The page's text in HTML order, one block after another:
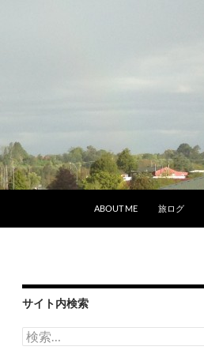
ABOUT ME 旅ログ
サイト内検索
検
索: